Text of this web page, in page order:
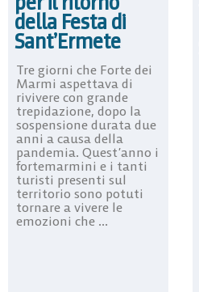
della Festa di
Sant’Ermete
Tre giorni che Forte dei
Marmi aspettava di
rivivere con grande
trepidazione, dopo la
sospensione durata due
anni a causa della
pandemia. Quest’anno i
fortemarmini e i tanti
turisti presenti sul
territorio sono potuti
tornare a vivere le
emozioni che ...